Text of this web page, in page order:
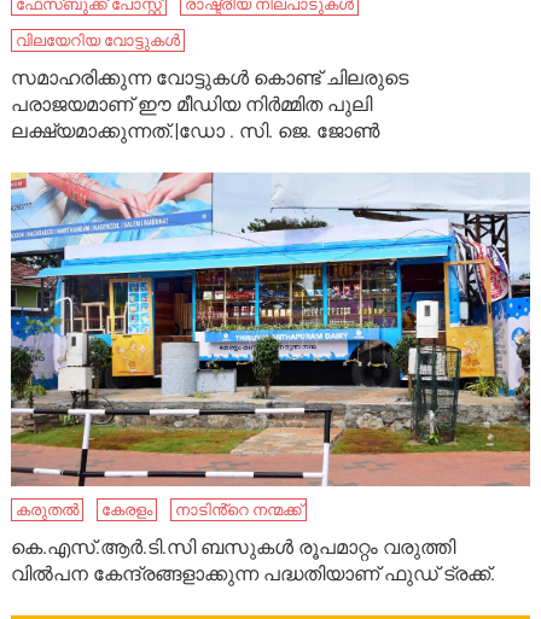
ഫേ​സ്ബു​ക്ക് പോ​സ്റ്റ്
രാഷ്ട്രീയ നിലപാടുകൾ
വിലയേറിയ വോട്ടുകൾ
സമാഹരിക്കുന്ന വോട്ടുകൾ കൊണ്ട് ചിലരുടെ
പരാജയമാണ് ഈ മീഡിയ നിർമ്മിത പുലി
ലക്ഷ്യമാക്കുന്നത്.|ഡോ . സി. ജെ. ജോൺ
കരുതൽ കേരളം നാടിൻ്റെ നന്മക്ക്
കെ.എസ്.ആർ.ടി.സി ബസുകൾ രൂപമാറ്റം വരുത്തി
വിൽപന കേന്ദ്രങ്ങളാക്കുന്ന പദ്ധതിയാണ് ഫുഡ് ട്രക്ക്.